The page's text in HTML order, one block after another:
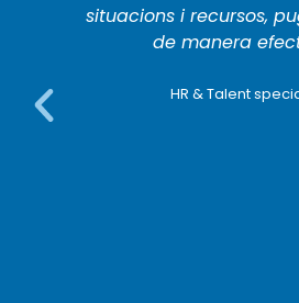
situacions i recursos,
de manera
HR & Talent